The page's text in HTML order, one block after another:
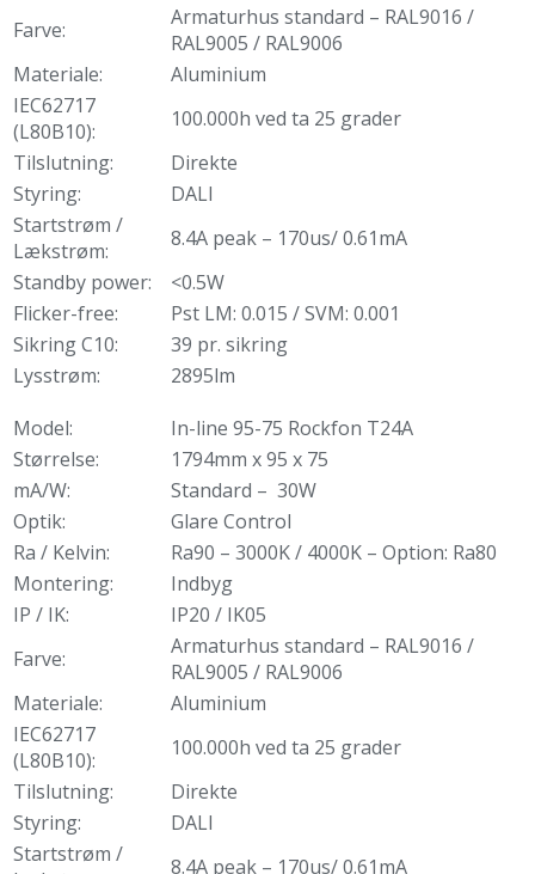
Farve:
Armaturhus standard – RAL9016 /
RAL9005 / RAL9006
Materiale:
Aluminium
IEC62717
(L80B10):
100.000h ved ta 25 grader
Tilslutning:
Direkte
Styring:
DALI
Startstrøm /
Lækstrøm:
8.4A peak – 170us/ 0.61mA
Standby power:
<0.5W
Flicker-free:
Pst LM: 0.015 / SVM: 0.001
Sikring C10:
39 pr. sikring
Lysstrøm:
2895lm
Model:
In-line 95-75 Rockfon T24A
Størrelse:
1794mm x 95 x 75
mA/W:
Standard – 30W
Optik:
Glare Control
Ra / Kelvin:
Ra90 – 3000K / 4000K – Option: Ra80
Montering:
Indbyg
IP / IK:
IP20 / IK05
Farve:
Armaturhus standard – RAL9016 /
RAL9005 / RAL9006
Materiale:
Aluminium
IEC62717
(L80B10):
100.000h ved ta 25 grader
Tilslutning:
Direkte
Styring:
DALI
Startstrøm /
8.4A peak – 170us/ 0.61mA